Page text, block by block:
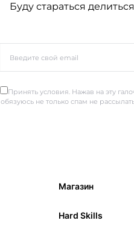
Буду стараться
Принять условия. Нажав на эту
обязуюсь не только спам не
Магазин
Hard Skills